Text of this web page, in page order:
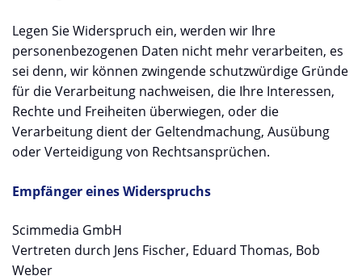
Legen Sie Widerspruch ein, werden wir Ihre
personenbezogenen Daten nicht mehr verarbeiten, es
sei denn, wir können zwingende schutzwürdige Gründe
für die Verarbeitung nachweisen, die Ihre Interessen,
Rechte und Freiheiten überwiegen, oder die
Verarbeitung dient der Geltendmachung, Ausübung
oder Verteidigung von Rechtsansprüchen.
Empfänger eines Widerspruchs
Scimmedia GmbH
Vertreten durch Jens Fischer, Eduard Thomas, Bob
Weber